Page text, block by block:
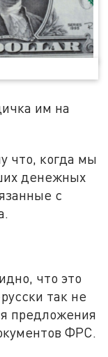
им на
что, когда мы
денежных
с
что это
так не
предложения
ФРС.